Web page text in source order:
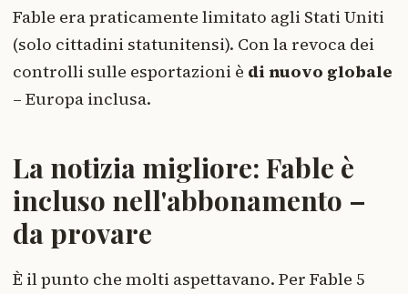
Fable era praticamente limitato agli Stati Uniti
(solo cittadini statunitensi). Con la revoca dei
controlli sulle esportazioni è di nuovo globale
– Europa inclusa.
La notizia migliore: Fable è
incluso nell'abbonamento –
da provare
È il punto che molti aspettavano. Per Fable 5